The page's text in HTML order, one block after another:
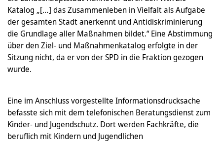
Katalog „[…] das Zusammenleben in Vielfalt als Aufgabe
der gesamten Stadt anerkennt und Antidiskriminierung
die Grundlage aller Maßnahmen bildet.“ Eine Abstimmung
über den Ziel- und Maßnahmenkatalog erfolgte in der
Sitzung nicht, da er von der SPD in die Fraktion gezogen
wurde.
Eine im Anschluss vorgestellte Informationsdrucksache
befasste sich mit dem telefonischen Beratungsdienst zum
Kinder- und Jugendschutz. Dort werden Fachkräfte, die
beruflich mit Kindern und Jugendlichen